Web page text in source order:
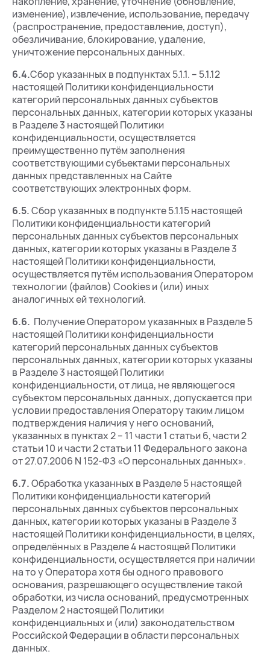
изменение), извлечение, использование, передачу
(распространение, предоставление, доступ),
обезличивание, блокирование, удаление,
уничтожение персональных данных.
6.4.Сбор указанных в подпунктах 5.1.1. – 5.1.12
настоящей Политики конфиденциальности
категорий персональных данных субъектов
персональных данных, категории которых указаны
в Разделе 3 настоящей Политики
конфиденциальности, осуществляется
преимущественно путём заполнения
соответствующими субъектами персональных
данных представленных на Сайте
соответствующих электронных форм.
6.5.Сбор указанных в подпункте 5.1.15 настоящей
Политики конфиденциальности категорий
персональных данных субъектов персональных
данных, категории которых указаны в Разделе 3
настоящей Политики конфиденциальности,
осуществляется путём использования Оператором
технологии (файлов) Cookies и (или) иных
аналогичных ей технологий.
6.6. Получение Оператором указанных в Разделе 5
настоящей Политики конфиденциальности
категорий персональных данных субъектов
персональных данных, категории которых указаны
в Разделе 3 настоящей Политики
конфиденциальности, от лица, не являющегося
субъектом персональных данных, допускается при
условии предоставления Оператору таким лицом
подтверждения наличия у него оснований,
указанных в пунктах 2 – 11 части 1 статьи 6, части 2
статьи 10 и части 2 статьи 11 Федерального закона
от 27.07.2006 N 152-ФЗ «О персональных данных».
6.7.Обработка указанных в Разделе 5 настоящей
Политики конфиденциальности категорий
персональных данных субъектов персональных
данных, категории которых указаны в Разделе 3
настоящей Политики конфиденциальности, в целях,
определённых в Разделе 4 настоящей Политики
конфиденциальности, осуществляется при наличии
на то у Оператора хотя бы одного правового
основания, разрешающего осуществление такой
обработки, из числа оснований, предусмотренных
Разделом 2 настоящей Политики
конфиденциальных и (или) законодательством
Российской Федерации в области персональных
данных.